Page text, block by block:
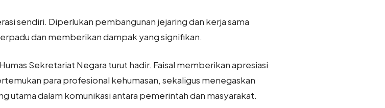
sendiri. Diperlukan pembangunan jejaring dan kerja sama
dan memberikan dampak yang signifikan.
Sekretariat Negara turut hadir. Faisal memberikan apresiasi
para profesional kehumasan, sekaligus menegaskan
utama dalam komunikasi antara pemerintah dan masyarakat.